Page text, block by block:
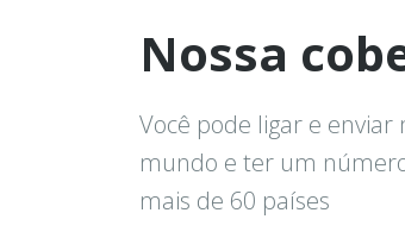
Nossa
Você pode ligar e
mundo e ter um
mais de 60 países